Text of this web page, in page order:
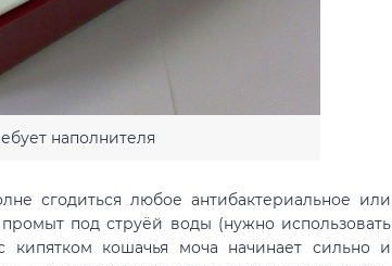
наполнителя
сгодиться любое антибактериальное или
под струёй воды (нужно использовать
кипятком кошачья моча начинает сильно и